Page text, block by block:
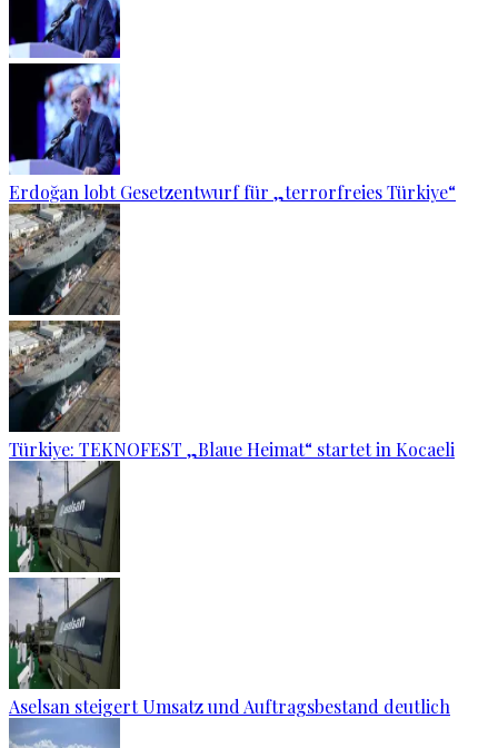
Erdoğan lobt Gesetzentwurf für „terrorfreies Türkiye“
Türkiye: TEKNOFEST „Blaue Heimat“ startet in Kocaeli
Aselsan steigert Umsatz und Auftragsbestand deutlich